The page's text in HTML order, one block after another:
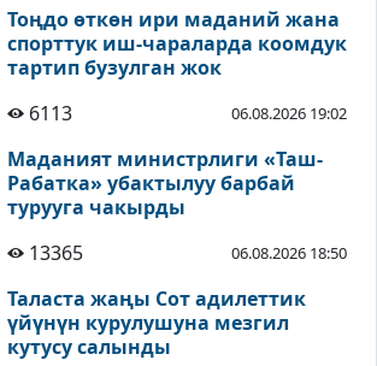
Тоңдо өткөн ири маданий жана
спорттук иш-чараларда коомдук
тартип бузулган жок
6113
06.08.2026 19:02
Маданият министрлиги «Таш-
Рабатка» убактылуу барбай
турууга чакырды
13365
06.08.2026 18:50
Таласта жаңы Сот адилеттик
үйүнүн курулушуна мезгил
кутусу салынды